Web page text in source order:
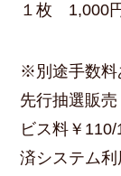
１枚 1,000
※別途手数料
先行抽選販
ビス料￥
済システム